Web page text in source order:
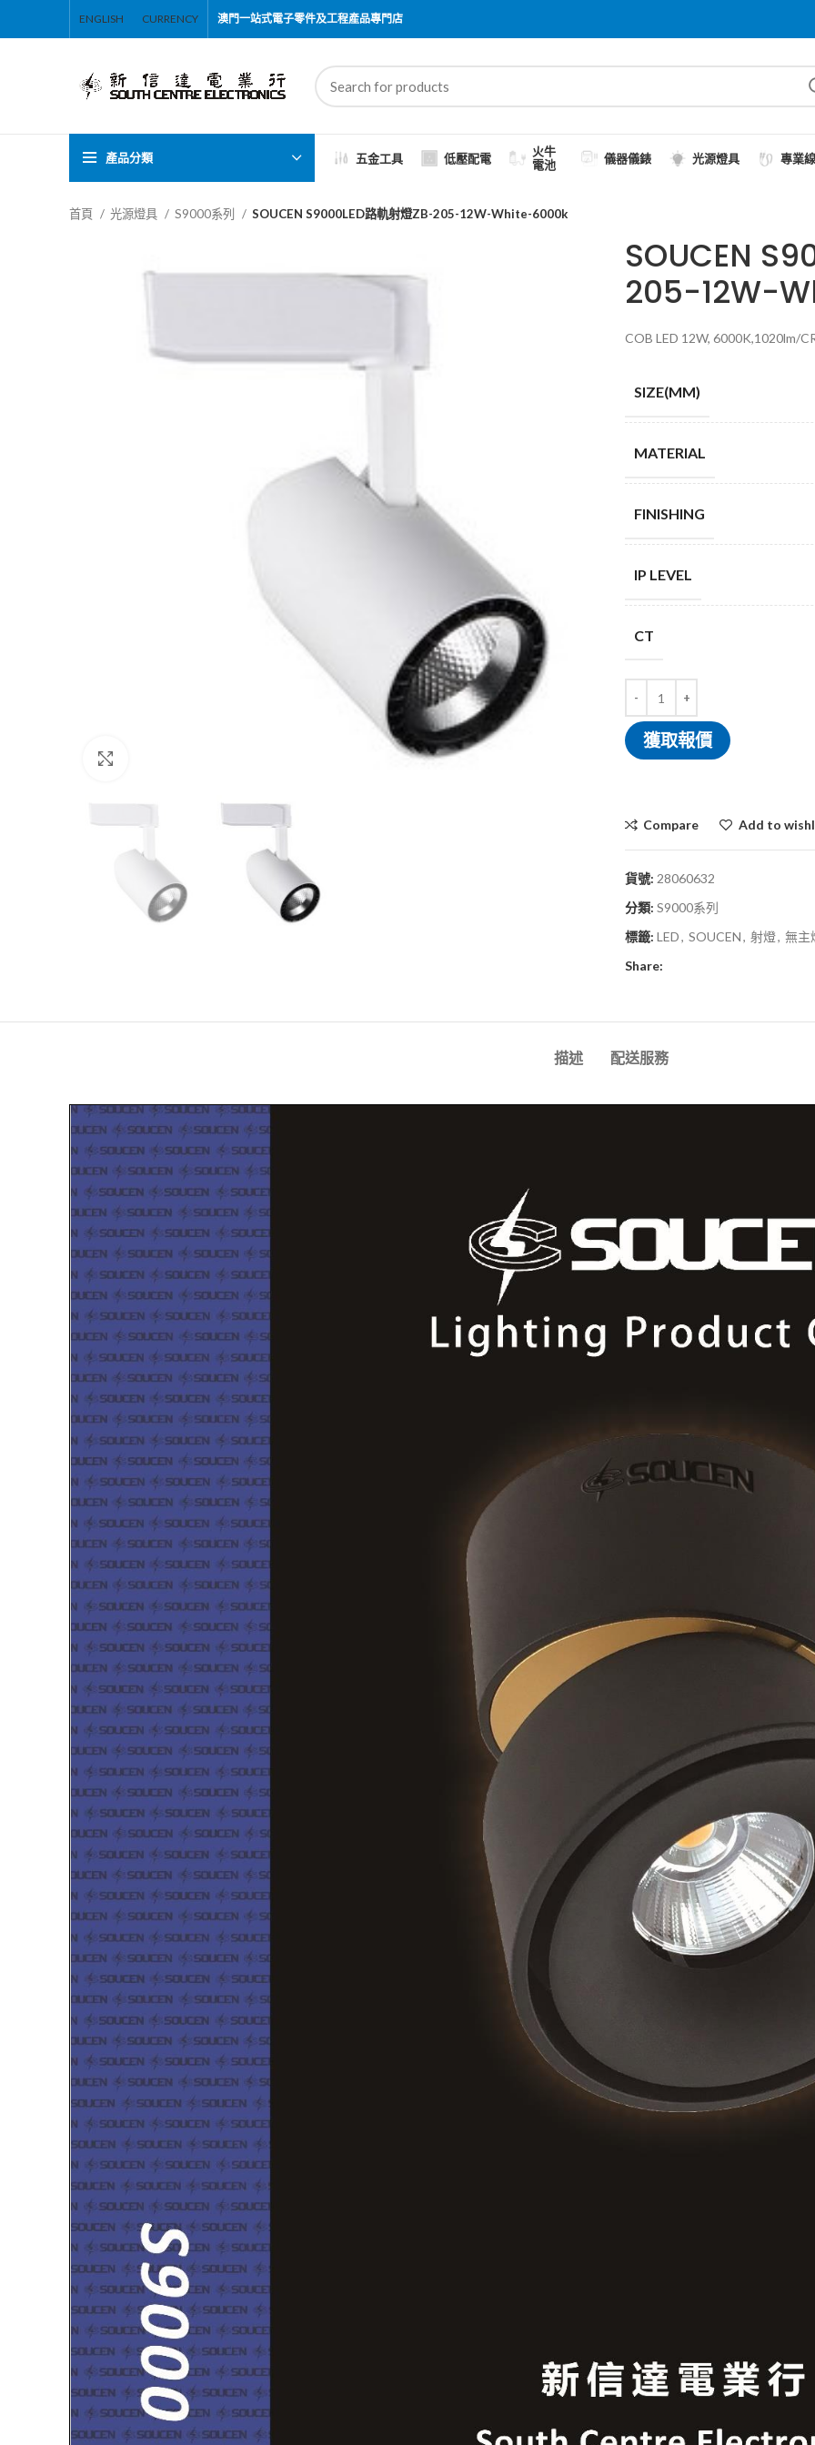
ENGLISH CURRENCY 澳門一站式電子零件及工程產品專門店
產品分類 五金工具 低壓配電
火牛
電池
儀器儀錶 光源燈具 專業
首頁 光源燈具 S9000系列 SOUCEN S9000LED路軌射燈ZB-205-12W-White-6000k
SOUCEN
205-12W-
COB LED 12W, 6000K,1020lm/
SIZE(MM)
MATERIAL
FINISHING
IP LEVEL
CT
獲取報價
Compare Add to
貨號: 28060632
分類: S9000系列
標籤: LED, SOUCEN, 射燈, 無主
Share:
描述 配送服務